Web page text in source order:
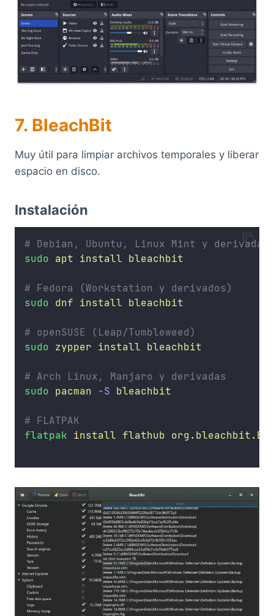
7. BleachBit
Muy útil para limpiar archivos temporales y liberar
espacio en disco.
Instalación
# Debian, Ubuntu, Linux Mint y derivadas
sudo apt install bleachbit
# Fedora (Workstation y derivados)
sudo dnf install bleachbit
# openSUSE (Leap/Tumbleweed)
sudo zypper install bleachbit
# Arch Linux, Manjaro y derivadas
sudo pacman -S bleachbit
# FLATPAK
flatpak install flathub